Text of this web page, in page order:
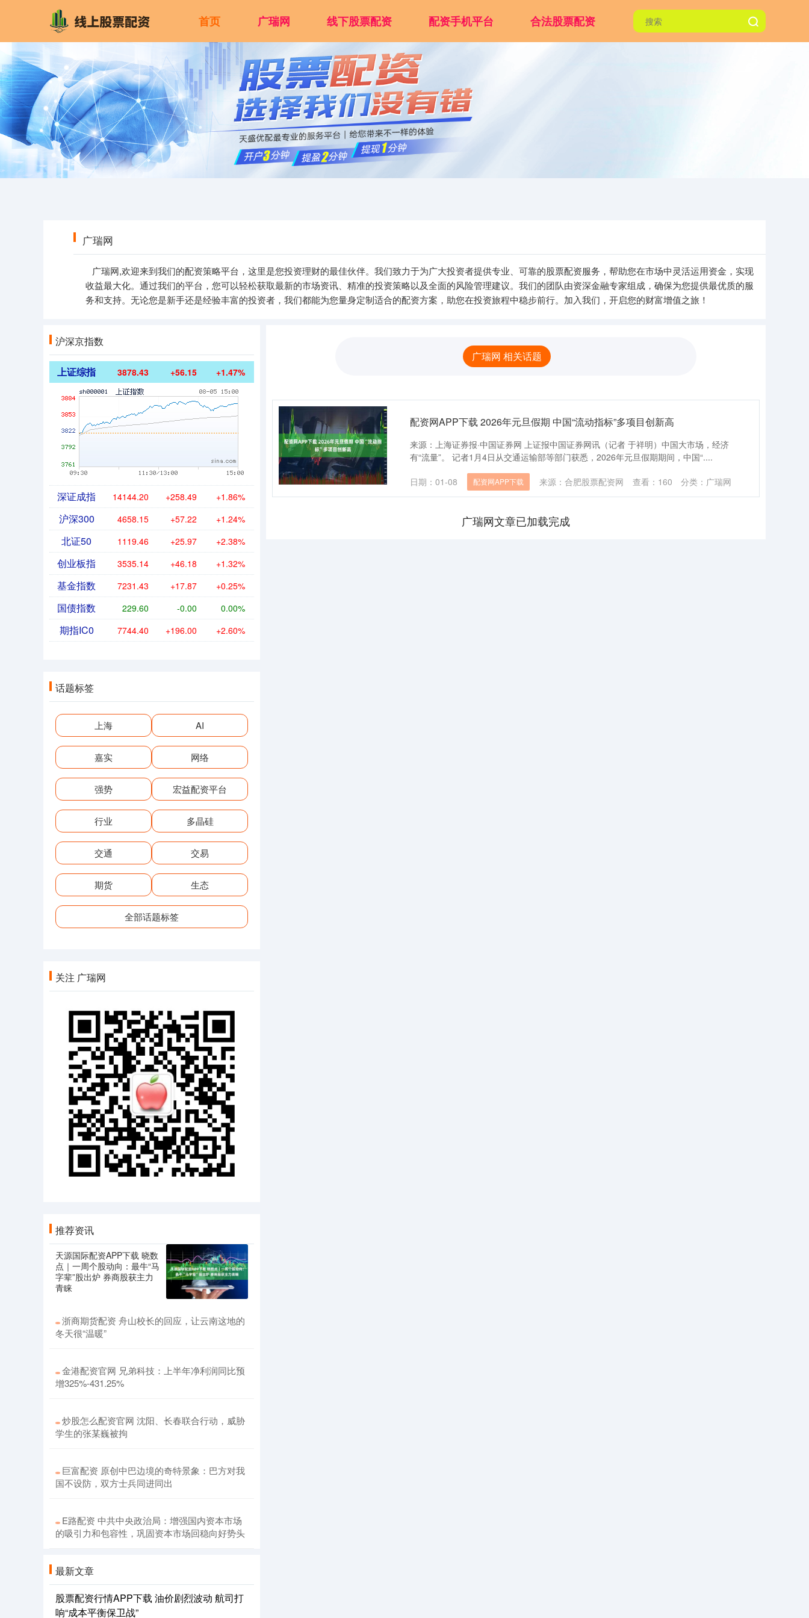
首页 广瑞网 线下股票配资 配资手机平台 合法股票配资
广瑞网
广瑞网,欢迎来到我们的配资策略平台，这里是您投资理财的最佳伙伴。我们致力于为广大投资者提供专业、可靠的股票配资服务，帮助您在市场中灵活运用资金，实现
收益最大化。通过我们的平台，您可以轻松获取最新的市场资讯、精准的投资策略以及全面的风险管理建议。我们的团队由资深金融专家组成，确保为您提供最优质的服
务和支持。无论您是新手还是经验丰富的投资者，我们都能为您量身定制适合的配资方案，助您在投资旅程中稳步前行。加入我们，开启您的财富增值之旅！
广瑞网 相关话题
配资网APP下载 2026年元旦假期 中国“流动指标”多项目创新高
来源：上海证券报·中国证券网 上证报中国证券网讯（记者 于祥明）中国大市场，经济
有“流量”。 记者1月4日从交通运输部等部门获悉，2026年元旦假期期间，中国“....
日期：01-08 配资网APP下载 来源：合肥股票配资网 查看： 160 分类： 广瑞网
广瑞网文章已加载完成
沪深京指数
上证综指 3878.43 +56.15 +1.47%
深证成指 14144.20 +258.49 +1.86%
沪深300 4658.15 +57.22 +1.24%
北证50 1119.46 +25.97 +2.38%
创业板指 3535.14 +46.18 +1.32%
基金指数 7231.43 +17.87 +0.25%
国债指数 229.60 -0.00 0.00%
期指IC0 7744.40 +196.00 +2.60%
话题标签
上海 AI
嘉实 网络
强势 宏益配资平台
行业 多晶硅
交通 交易
期货 生态
全部话题标签
关注 广瑞网
推荐资讯
天源国际配资APP下载 晓数
点｜一周个股动向：最牛“马
字辈”股出炉 券商股获主力
青睐
浙商期货配资 舟山校长的回应，让云南这地的
冬天很“温暖”
金港配资官网 兄弟科技：上半年净利润同比预
增325%-431.25%
炒股怎么配资官网 沈阳、长春联合行动，威胁
学生的张某巍被拘
巨富配资 原创中巴边境的奇特景象：巴方对我
国不设防，双方士兵同进同出
E路配资 中共中央政治局：增强国内资本市场
的吸引力和包容性，巩固资本市场回稳向好势头
最新文章
股票配资行情APP下载 油价剧烈波动 航司打
响“成本平衡保卫战”